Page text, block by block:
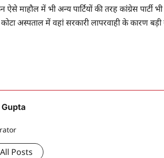
ऐसे माहौल में भी अन्य पार्टियों की तरह कांग्रेस
अस्पताल में वहां सरकारी लापरवाही के कारण
Posts